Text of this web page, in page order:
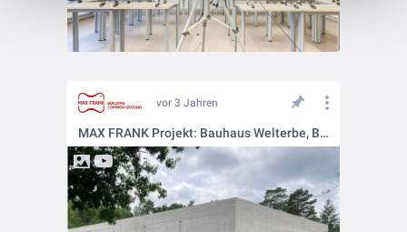
vor 3 Jahren
MAX FRANK Projekt: Bauhaus Welterbe, Bernau